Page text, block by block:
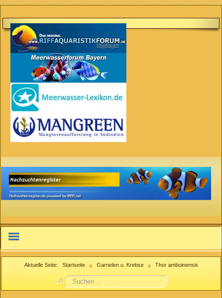
IFMN.net
Nachzuchtenregister.de
Aktuelle Seite: Startseite Garnelen u. Krebse Thor amboinensis
Suchen
...